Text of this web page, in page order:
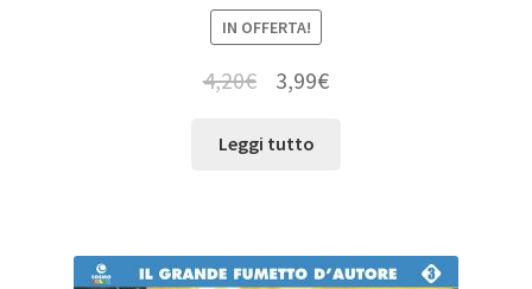
IN OFFERTA!
4,20€ 3,99€
Leggi tutto